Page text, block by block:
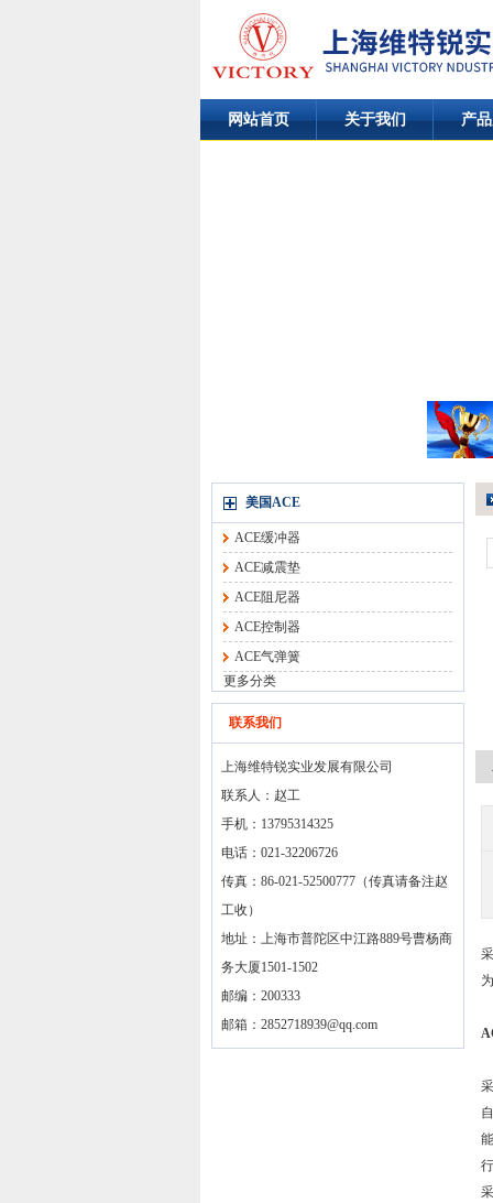
网站首页 关于我们 产
美国ACE
ACE缓冲器
ACE减震垫
ACE阻尼器
ACE控制器
ACE气弹簧
更多分类
联系我们
上海维特锐实业发展有限公司
联系人：赵工
手机：13795314325
电话：021-32206726
传真：86-021-52500777（传真请备注赵
工收）
地址：上海市普陀区中江路889号曹杨商
务大厦1501-1502
邮编：200333
邮箱： 2852718939@qq.com